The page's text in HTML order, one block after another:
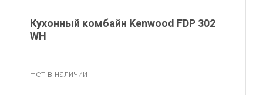
Кухонный комбайн Kenwood FDP 302
WH
Нет в наличии